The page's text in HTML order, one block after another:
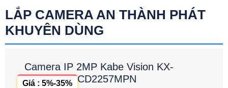
LẮP CAMERA AN THÀNH PHÁT
KHUYÊN DÙNG
Camera IP 2MP Kabe Vision KX-
CD2257MPN
Giá : 5%-35%